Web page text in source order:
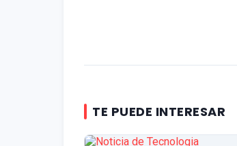
TE PUEDE INTERESAR